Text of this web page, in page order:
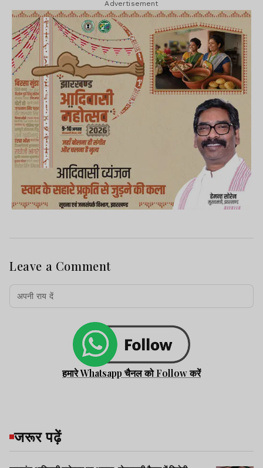
Advertisement
Leave a Comment
हमारे Whatsapp चैनल को Follow करें
जरूर पढ़ें